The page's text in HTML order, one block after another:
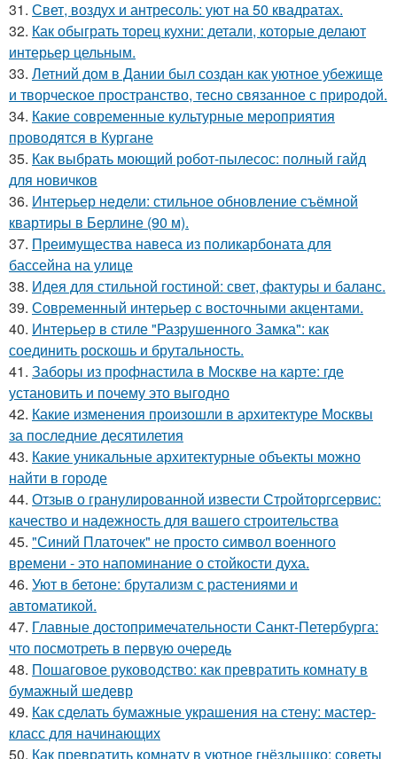
31. Свет, воздух и антресоль: уют на 50 квадратах.
32. Как обыграть торец кухни: детали, которые делают
интерьер цельным.
33. Летний дом в Дании был создан как уютное убежище
и творческое пространство, тесно связанное с природой.
34. Какие современные культурные мероприятия
проводятся в Кургане
35. Как выбрать моющий робот-пылесос: полный гайд
для новичков
36. Интерьер недели: стильное обновление съёмной
квартиры в Берлине (90 м).
37. Преимущества навеса из поликарбоната для
бассейна на улице
38. Идея для стильной гостиной: свет, фактуры и баланс.
39. Современный интерьер с восточными акцентами.
40. Интерьер в стиле "Разрушенного Замка": как
соединить роскошь и брутальность.
41. Заборы из профнастила в Москве на карте: где
установить и почему это выгодно
42. Какие изменения произошли в архитектуре Москвы
за последние десятилетия
43. Какие уникальные архитектурные объекты можно
найти в городе
44. Отзыв о гранулированной извести Стройторгсервис:
качество и надежность для вашего строительства
45. "Синий Платочек" не просто символ военного
времени - это напоминание о стойкости духа.
46. Уют в бетоне: брутализм с растениями и
автоматикой.
47. Главные достопримечательности Санкт-Петербурга:
что посмотреть в первую очередь
48. Пошаговое руководство: как превратить комнату в
бумажный шедевр
49. Как сделать бумажные украшения на стену: мастер-
класс для начинающих
50. Как превратить комнату в уютное гнёздышко: советы